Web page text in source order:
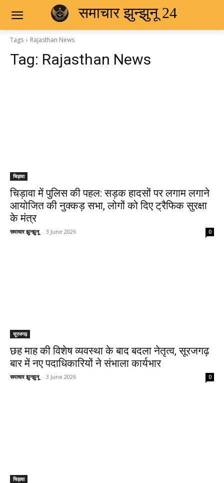
समाचार झुन्झुनू 24
Tags Rajasthan News
Tag: Rajasthan News
चिड़ावा
चिड़ावा में पुलिस की पहल: सड़क हादसों पर लगाम लगाने
आयोजित की नुक्कड़ सभा, लोगों को दिए ट्रैफिक सुरक्षा
के मंत्र
समाचार झुन्झुनू - 3 June 2026 0
सूरजगढ़
छह माह की विशेष व्यवस्था के बाद बदला नेतृत्व, सूरजगढ़
बार में नए पदाधिकारियों ने संभाला कार्यभार
समाचार झुन्झुनू - 3 June 2026 0
चिड़ावा